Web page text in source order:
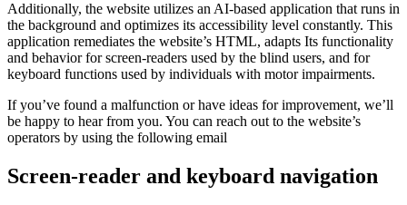
Additionally, the website utilizes an AI-based application that runs in
the background and optimizes its accessibility level constantly. This
application remediates the website’s HTML, adapts Its functionality
and behavior for screen-readers used by the blind users, and for
keyboard functions used by individuals with motor impairments.
If you’ve found a malfunction or have ideas for improvement, we’ll
be happy to hear from you. You can reach out to the website’s
operators by using the following email
Screen-reader and keyboard navigation